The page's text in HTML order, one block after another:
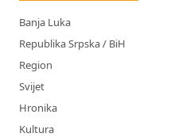
Banja Luka
Republika Srpska / BiH
Region
Svijet
Hronika
Kultura